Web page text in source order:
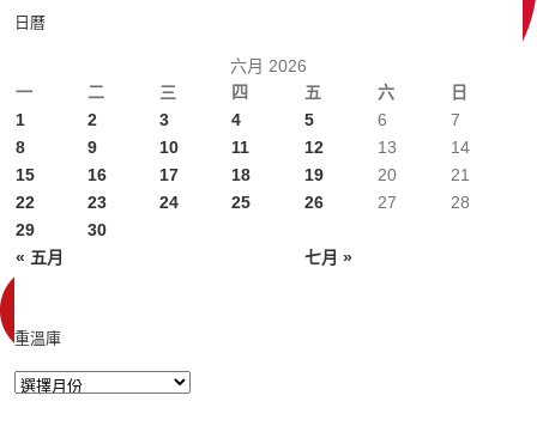
日曆
六月 2026
一
二 三 四 五 六 日
« 五月 七月 »
1 2 3 4 5 6
7
8
9 10 11 12 13
14
15
16 17 18 19 20
21
22
23 24 25 26 27
28
29
30
重溫庫